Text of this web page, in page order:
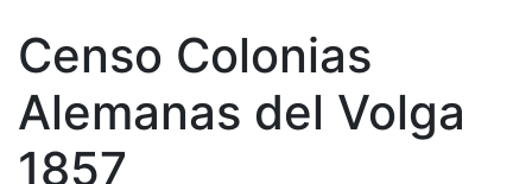
Censo Colonias
Alemanas del Volga
1857